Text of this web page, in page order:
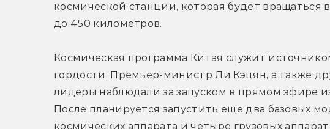
космической станции, которая будет вращаться
до 450 километров.
Космическая программа Китая служит
гордости. Премьер-министр Ли Кэцян, а также
лидеры наблюдали за запуском в прямом эфире
После планируется запустить еще два базовых
космических аппарата и четыре грузовых